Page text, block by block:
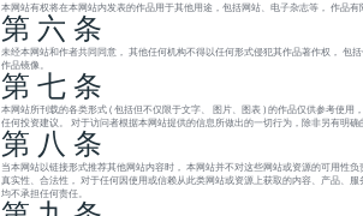
本网站有权将在本网站内发表的作品用于其他用途，包括网站、电子杂志等， 作品
第 六 条
未经本网站和作者共同同意， 其他任何机构不得以任何形式侵犯其作品著作权， 包
作品镜像。
第 七 条
本网站所刊载的各类形式 ( 包括但不仅限于文字、 图片、图表 ) 的作品仅供参考使
任何投资建议。 对于访问者根据本网站提供的信息所做出的一切行为，除非另有明
第 八 条
当本网站以链接形式推荐其他网站内容时， 本网站并不对这些网站或资源的可用性
真实性、合法性， 对于任何因使用或信赖从此类网站或资源上获取的内容、产品、
均不承担任何责任。